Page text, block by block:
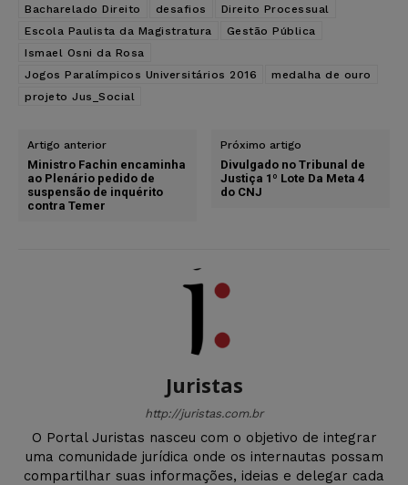
Bacharelado Direito desafios
Direito Processual
Escola Paulista da Magistratura
Gestão Pública
Ismael Osni da Rosa
Jogos Paralímpicos Universitários 2016
medalha de ouro
projeto Jus_Social
Artigo anterior
Ministro Fachin encaminha
ao Plenário pedido de
suspensão de inquérito
contra Temer
Próximo artigo
Divulgado no Tribunal de
Justiça 1º Lote Da Meta 4
do CNJ
Juristas
http://juristas.com.br
O Portal Juristas nasceu com o objetivo de integrar
uma comunidade jurídica onde os internautas possam
compartilhar suas informações, ideias e delegar cada